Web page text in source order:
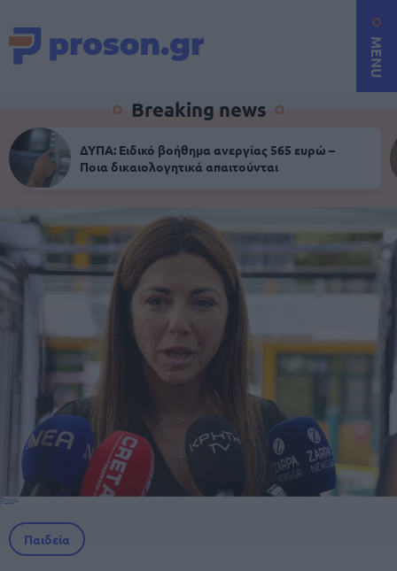
MENU
Breaking news
ΔΥΠΑ: Ειδικό βοήθημα ανεργίας 565 ευρώ –
Ποια δικαιολογητικά απαιτούνται
Παιδεία